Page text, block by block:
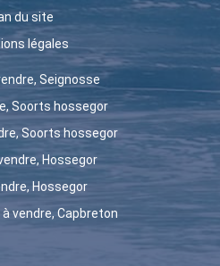
du site
légales
Seignosse
Soorts hossegor
Soorts hossegor
Hossegor
Hossegor
vendre, Capbreton